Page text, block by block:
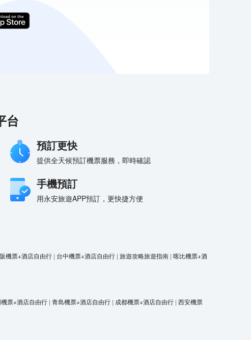
台
預訂更快
提供全天候預訂機票服務，即時確認
手機預訂
用永安旅遊APP預訂，更快捷方便
機票+酒店自由行 | 台中機票+酒店自由行 | 旅遊攻略旅遊指南 | 喀比機票+酒
票+酒店自由行 | 青島機票+酒店自由行 | 成都機票+酒店自由行 | 西安機票